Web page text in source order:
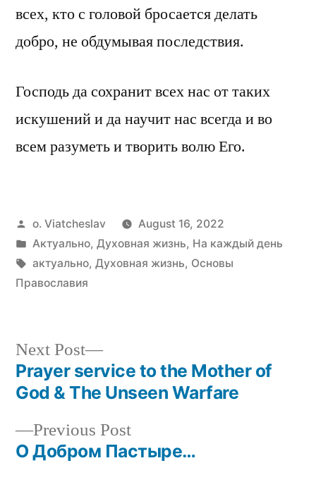
всех, кто с головой бросается делать
добро, не обдумывая последствия.
Господь да сохранит всех нас от таких
искушений и да научит нас всегда и во
всем разуметь и творить волю Его.
Posted
by
o. Viatcheslav
August 16, 2022
Posted
in
Актуально, Духовная жизнь, На каждый день
Tags:
актуально, Духовная жизнь, Основы
Православия
Post
navigation
Previous PostPrevious
post:
О Добром Пастыре…
Next Post
Next
post:
Prayer service to the Mother of
God & The Unseen Warfare